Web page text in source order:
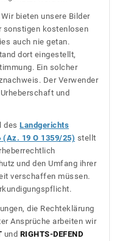
Wir bieten unsere Bilder
sonstigen kostenlosen
auch nie getan.
dort eingestellt,
Ein solcher
Der Verwender
und
des Landgerichts
19 O 1359/25) stellt
und den Umfang ihrer
verschaffen müssen.
die Rechteklärung
Ansprüche arbeiten wir
und RIGHTS-DEFEND